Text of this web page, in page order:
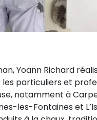
Yoann Richard
les particuliers et
notamment à
les-Fontaines et